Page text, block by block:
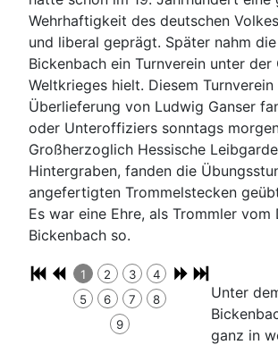
Wehrhaftigkeit des deutschen
und liberal geprägt. Später nahm
Bickenbach ein Turnverein unter
Weltkrieges hielt. Diesem
Überlieferung von Ludwig Ganser
oder Unteroffiziers sonntags
Großherzoglich Hessische
Hintergraben, fanden die
angefertigten Trommelstecken
Es war eine Ehre, als Trommler
Bickenbach so.
1 2 3
4
5
6 7
8
9
Unter
ganz in